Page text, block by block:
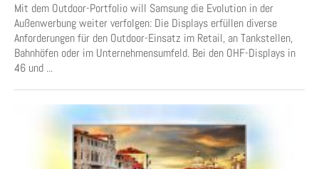
Mit dem Outdoor-Portfolio will Samsung die Evolution in der
Außenwerbung weiter verfolgen: Die Displays erfüllen diverse
Anforderungen für den Outdoor-Einsatz im Retail, an Tankstellen,
Bahnhöfen oder im Unternehmensumfeld. Bei den OHF-Displays in
46 und ...